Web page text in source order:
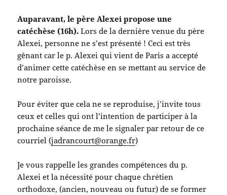
Auparavant, le père Alexei propose une
catéchèse (16h). Lors de la dernière venue du père
Alexei, personne ne s’est présenté ! Ceci est très
gênant car le p. Alexei qui vient de Paris a accepté
d’animer cette catéchèse en se mettant au service de
notre paroisse.
Pour éviter que cela ne se reproduise, j’invite tous
ceux et celles qui ont l’intention de participer à la
prochaine séance de me le signaler par retour de ce
courriel (jadrancourt@orange.fr)
Je vous rappelle les grandes compétences du p.
Alexei et la nécessité pour chaque chrétien
orthodoxe, (ancien, nouveau ou futur) de se former